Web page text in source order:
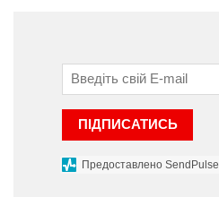
ПІДПИСАТИСЬ
Предоставлено SendPulse